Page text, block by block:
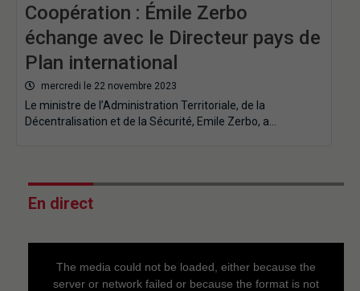
Coopération : Émile Zerbo
échange avec le Directeur pays de
Plan international
mercredi le 22 novembre 2023
Le ministre de l’Administration Territoriale, de la
Décentralisation et de la Sécurité, Emile Zerbo, a…
En direct
The media could not be loaded, either because the
server or network failed or because the format is not